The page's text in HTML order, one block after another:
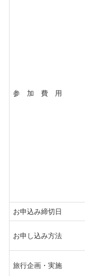
参 加 費 用
お申込み締切日
お申し込み方法
旅行企画・実施